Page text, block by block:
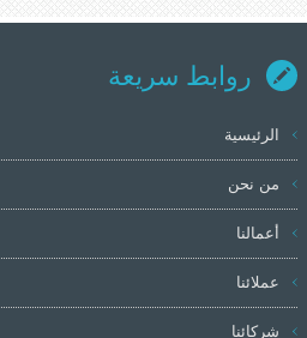
روابط سريعة
الرئيسية
من نحن
أعمالنا
عملائنا
شركائنا